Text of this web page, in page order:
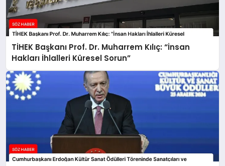
TİHEK Başkanı Prof. Dr. Muharrem Kılıç: “İnsan
Hakları İhlalleri Küresel Sorun”